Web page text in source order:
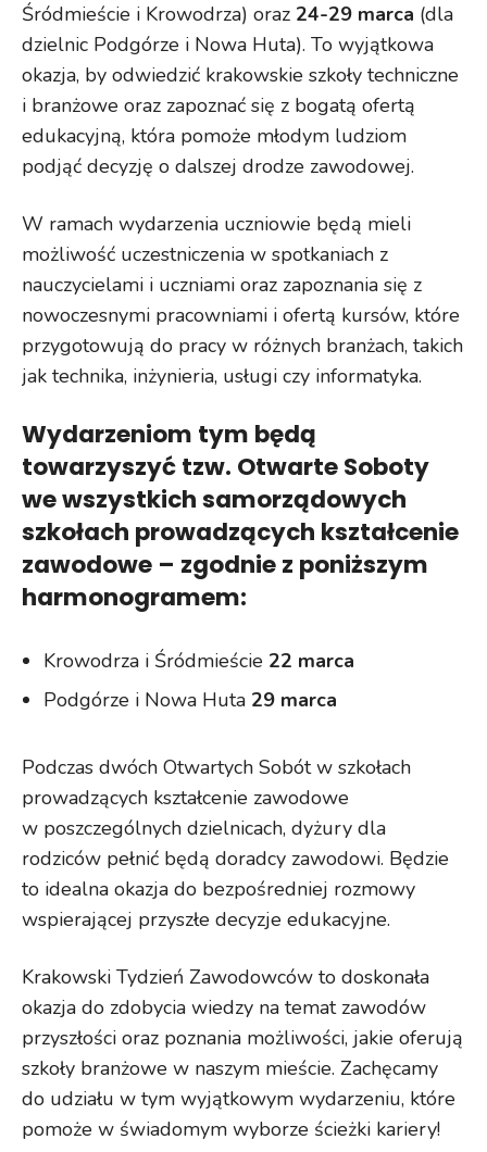
Śródmieście i Krowodrza) oraz 24-29 marca (dla
dzielnic Podgórze i Nowa Huta). To wyjątkowa
okazja, by odwiedzić krakowskie szkoły techniczne
i branżowe oraz zapoznać się z bogatą ofertą
edukacyjną, która pomoże młodym ludziom
podjąć decyzję o dalszej drodze zawodowej.
W ramach wydarzenia uczniowie będą mieli
możliwość uczestniczenia w spotkaniach z
nauczycielami i uczniami oraz zapoznania się z
nowoczesnymi pracowniami i ofertą kursów, które
przygotowują do pracy w różnych branżach, takich
jak technika, inżynieria, usługi czy informatyka.
Wydarzeniom tym będą
towarzyszyć tzw. Otwarte Soboty
we wszystkich samorządowych
szkołach prowadzących kształcenie
zawodowe – zgodnie z poniższym
harmonogramem:
Krowodrza i Śródmieście 22 marca
Podgórze i Nowa Huta 29 marca
Podczas dwóch Otwartych Sobót w szkołach
prowadzących kształcenie zawodowe
w poszczególnych dzielnicach, dyżury dla
rodziców pełnić będą doradcy zawodowi. Będzie
to idealna okazja do bezpośredniej rozmowy
wspierającej przyszłe decyzje edukacyjne.
Krakowski Tydzień Zawodowców to doskonała
okazja do zdobycia wiedzy na temat zawodów
przyszłości oraz poznania możliwości, jakie oferują
szkoły branżowe w naszym mieście. Zachęcamy
do udziału w tym wyjątkowym wydarzeniu, które
pomoże w świadomym wyborze ścieżki kariery!